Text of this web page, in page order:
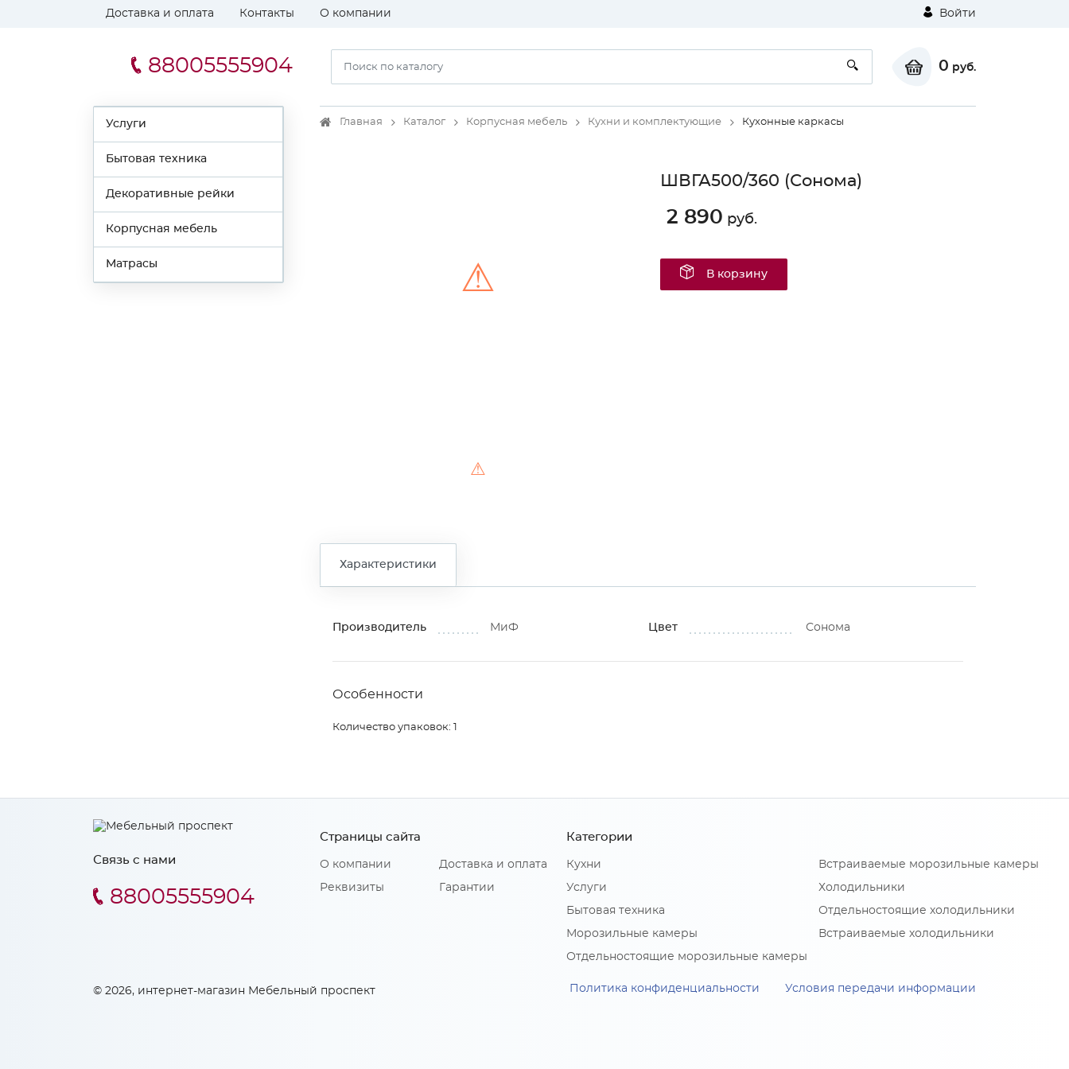
Доставка и оплата Контакты О компании Войти
88005555904 0 руб.
Услуги
Бытовая техника
Декоративные рейки
Корпусная мебель
Матрасы
Главная Каталог Корпусная мебель Кухни и комплектующие Кухонные каркасы
⚠
⚠
ШВГА500/360 (Сонома)
2 890 руб.
В корзину
Характеристики
Производитель МиФ Цвет Сонома
Особенности
Количество упаковок: 1
Связь с нами
88005555904
Страницы сайта
О компании
Реквизиты
Доставка и оплата
Гарантии
Категории
Кухни
Услуги
Бытовая техника
Морозильные камеры
Отдельностоящие морозильные камеры
Встраиваемые морозильные камеры
Холодильники
Отдельностоящие холодильники
Встраиваемые холодильники
© 2026, интернет-магазин Мебельный проспект Политика конфиденциальности Условия передачи информации